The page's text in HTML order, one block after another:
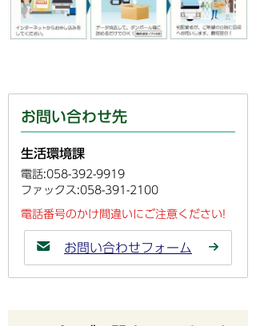
お問い合わせ先
生活環境課
電話:058-392-9919
ファックス:058-391-2100
電話番号のかけ間違いにご注意ください!
お問い合わせフォーム